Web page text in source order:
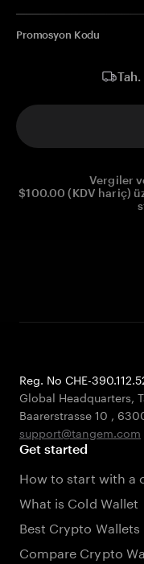
Promosyon Kodu
Vergiler
$100.00 (KDV hariç)
Reg. No CHE-
Global Headquarters,
Baarerstrasse 10 ,
support@tangem.com
Get started
How to start with a
What is Cold Wallet
Best Crypto Wallets
Compare Crypto